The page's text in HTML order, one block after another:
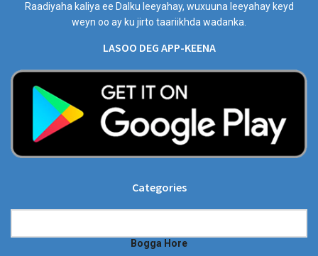
Raadiyaha kaliya ee Dalku leeyahay, wuxuuna leeyahay keyd
weyn oo ay ku jirto taariikhda wadanka.
LASOO DEG APP-KEENA
Categories
Bogga Hore